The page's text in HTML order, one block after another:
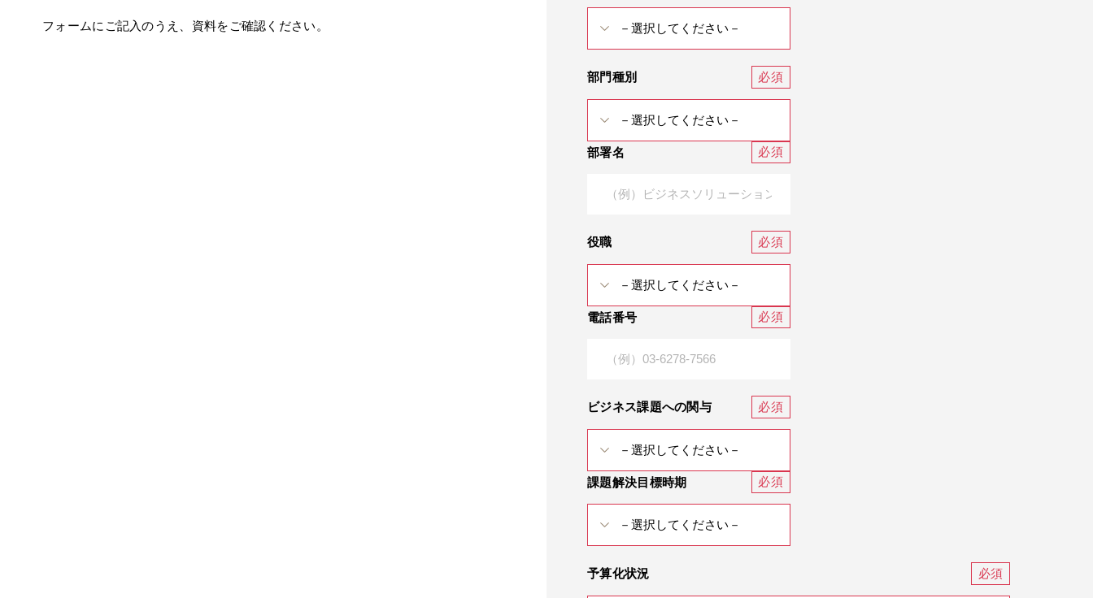
フォームにご記入のうえ、資料をご確認ください。
部門種別
部署名
役職
電話番号
ビジネス課題への関与
課題解決目標時期
予算化状況